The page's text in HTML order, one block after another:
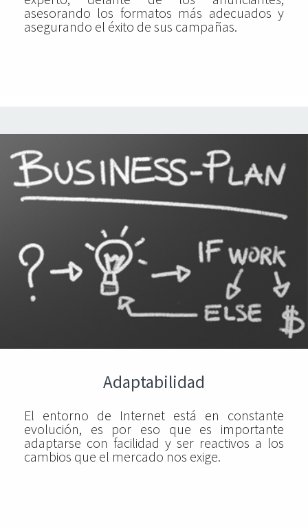
asesorando los formatos más adecuados y
asegurando el éxito de sus campañas.
Adaptabilidad
El entorno de Internet está en constante
evolución, es por eso que es importante
adaptarse con facilidad y ser reactivos a los
cambios que el mercado nos exige.